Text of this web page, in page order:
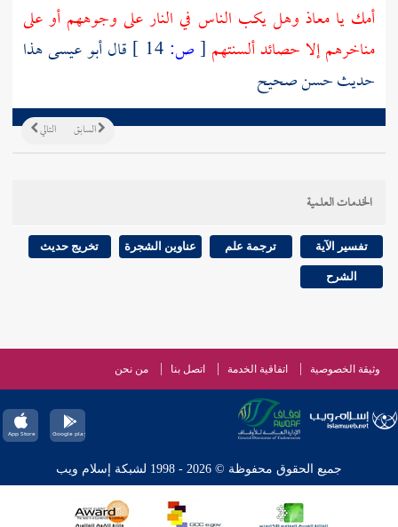
أمك يامعاذ وهل يكب الناس في النار على وجوههم أو على
مناخرهم إلا حصائد ألسنتهم [ص:
قال أبو عيسى هذا
حديث حسن صحيح
التالي السابق
الخدمات العلمية
تفسير الآية ترجمة علم عناوين الشجرة تخريج حديث
الشرح
وثيقة الخصوصية اتفاقية الخدمة اتصل بنا من نحن
جميع الحقوق محفوظة © 2026 - 1998 لشبكة إسلام ويب